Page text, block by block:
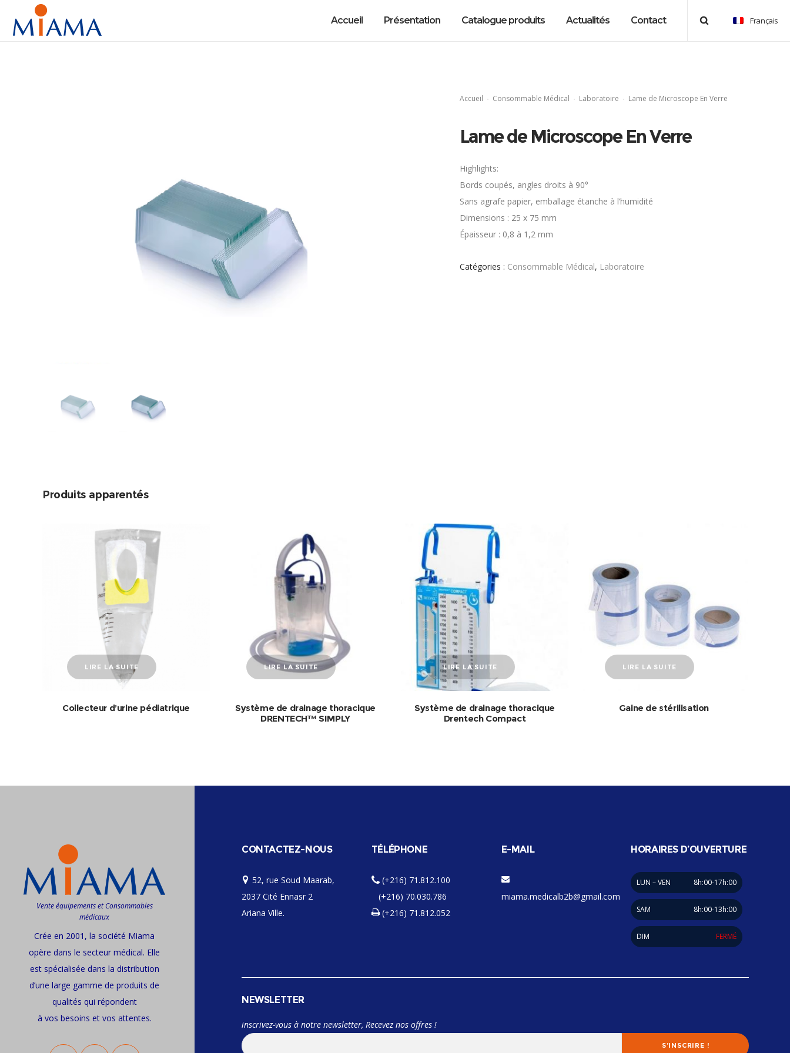
Français
Accueil Présentation Catalogue produits Actualités Contact
Accueil Consommable Médical Laboratoire Lame de Microscope En Verre
Lame de Microscope En Verre
Highlights:
Bords coupés, angles droits à 90°
Sans agrafe papier, emballage étanche à l’humidité
Dimensions : 25 x 75 mm
Épaisseur : 0,8 à 1,2 mm
Catégories : Consommable Médical, Laboratoire
Produits apparentés
LIRE LA SUITE
Collecteur d’urine pédiatrique
LIRE LA SUITE
Système de drainage thoracique
DRENTECH™ SIMPLY
LIRE LA SUITE
Système de drainage thoracique
Drentech Compact
LIRE LA SUITE
Gaine de stérilisation
Vente équipements et Consommables
médicaux
Crée en 2001, la société Miama
opère dans le secteur médical. Elle
est spécialisée dans la distribution
d’une large gamme de produits de
qualités qui répondent
à vos besoins et vos attentes.
CONTACTEZ-NOUS
52, rue Soud Maarab,
2037 Cité Ennasr 2
Ariana Ville.
TÉLÉPHONE
(+216) 71.812.100
(+216) 70.030.786
(+216) 71.812.052
E-MAIL
miama.medicalb2b@gmail.com
HORAIRES D’OUVERTURE
LUN – VEN 8h:00-17h:00
SAM 8h:00-13h:00
DIM FERMÉ
NEWSLETTER
inscrivez-vous à notre newsletter, Recevez nos offres !